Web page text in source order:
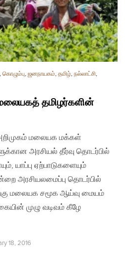
, கொழும்பு, ஜனநாயகம், தமிழ், நல்லாட்சி,
மலையகத் தமிழர்களின்
அறிமுகம் மலையக மக்கள்
அரசியல் தீர்வு தொடர்பில்
யாப்பு ஏற்பாடுகளையும்
அரசியலமைப்பு தொடர்பில்
மலையக சமூக ஆய்வு மையம்
முழு வடிவம் கீழே
18, 2016